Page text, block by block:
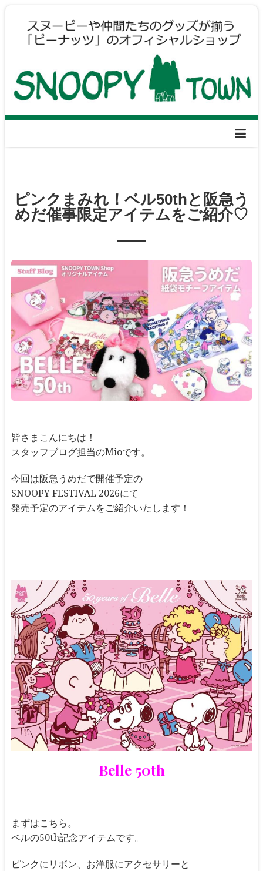
ピンクまみれ！ベル50thと阪急う
めだ催事限定アイテムをご紹介♡
皆さまこんにちは！
スタッフブログ担当のMioです。
今回は阪急うめだで開催予定の
SNOOPY FESTIVAL 2026にて
発売予定のアイテムをご紹介いたします！
– – – – – – – – – – – – – – – – – –
Belle 50th
まずはこちら。
ベルの50th記念アイテムです。
ピンクにリボン、お洋服にアクセサリーと